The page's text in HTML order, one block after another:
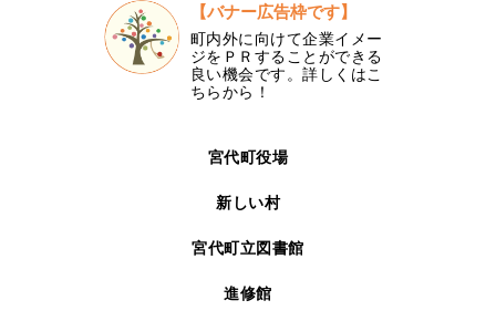
【バナー広告枠です】
町内外に向けて企業イメー
ジをＰＲすることができる
良い機会です。詳しくはこ
ちらから！
宮代町役場
新しい村
宮代町立図書館
進修館